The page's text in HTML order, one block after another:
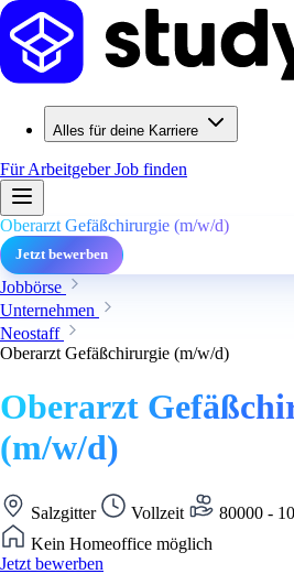
Alles für deine Karriere
Für ArbeitgeberJob finden
Oberarzt Gefäßchirurgie (m/w/d)
Jetzt bewerben
Jobbörse
Unternehmen
Neostaff
Oberarzt Gefäßchirurgie (m/w/d)
Oberarzt
(m/w/d)
Salzgitter Vollzeit
80000 -
Kein Homeoffice möglich
Jetzt bewerben